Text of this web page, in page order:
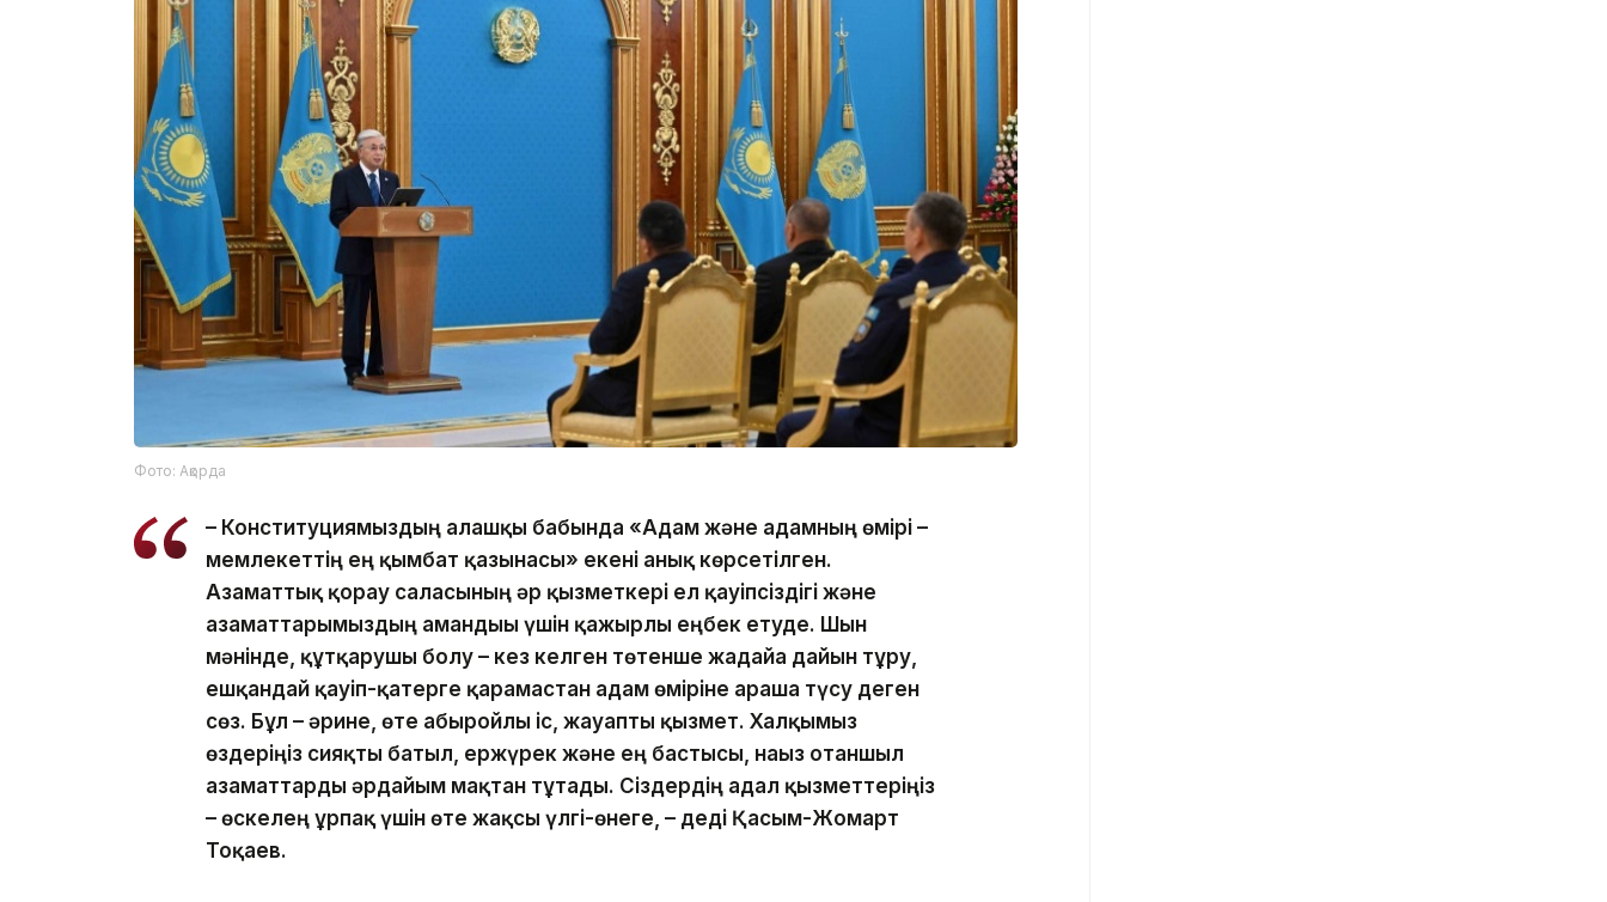
Фото: Ақорда
– Конституциямыздың алғашқы бабында «Адам және адамның өмірі –
мемлекеттің ең қымбат қазынасы» екені анық көрсетілген.
Азаматтық қорғау саласының әр қызметкері ел қауіпсіздігі және
азаматтарымыздың амандығы үшін қажырлы еңбек етуде. Шын
мәнінде, құтқарушы болу – кез келген төтенше жағдайға дайын тұру,
ешқандай қауіп-қатерге қарамастан адам өміріне араша түсу деген
сөз. Бұл – әрине, өте абыройлы іс, жауапты қызмет. Халқымыз
өздеріңіз сияқты батыл, ержүрек және ең бастысы, нағыз отаншыл
азаматтарды әрдайым мақтан тұтады. Сіздердің адал қызметтеріңіз
– өскелең ұрпақ үшін өте жақсы үлгі-өнеге, – деді Қасым-Жомарт
Тоқаев.